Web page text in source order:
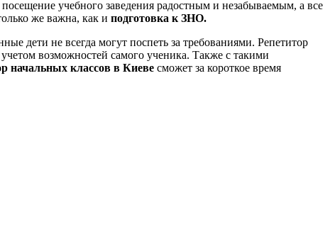
посещение учебного заведения радостным и незабываемым, а все
же важна, как и подготовка к ЗНО.
дети не всегда могут поспеть за требованиями. Репетитор
возможностей самого ученика. Также с такими
начальных классов в Киеве сможет за короткое время